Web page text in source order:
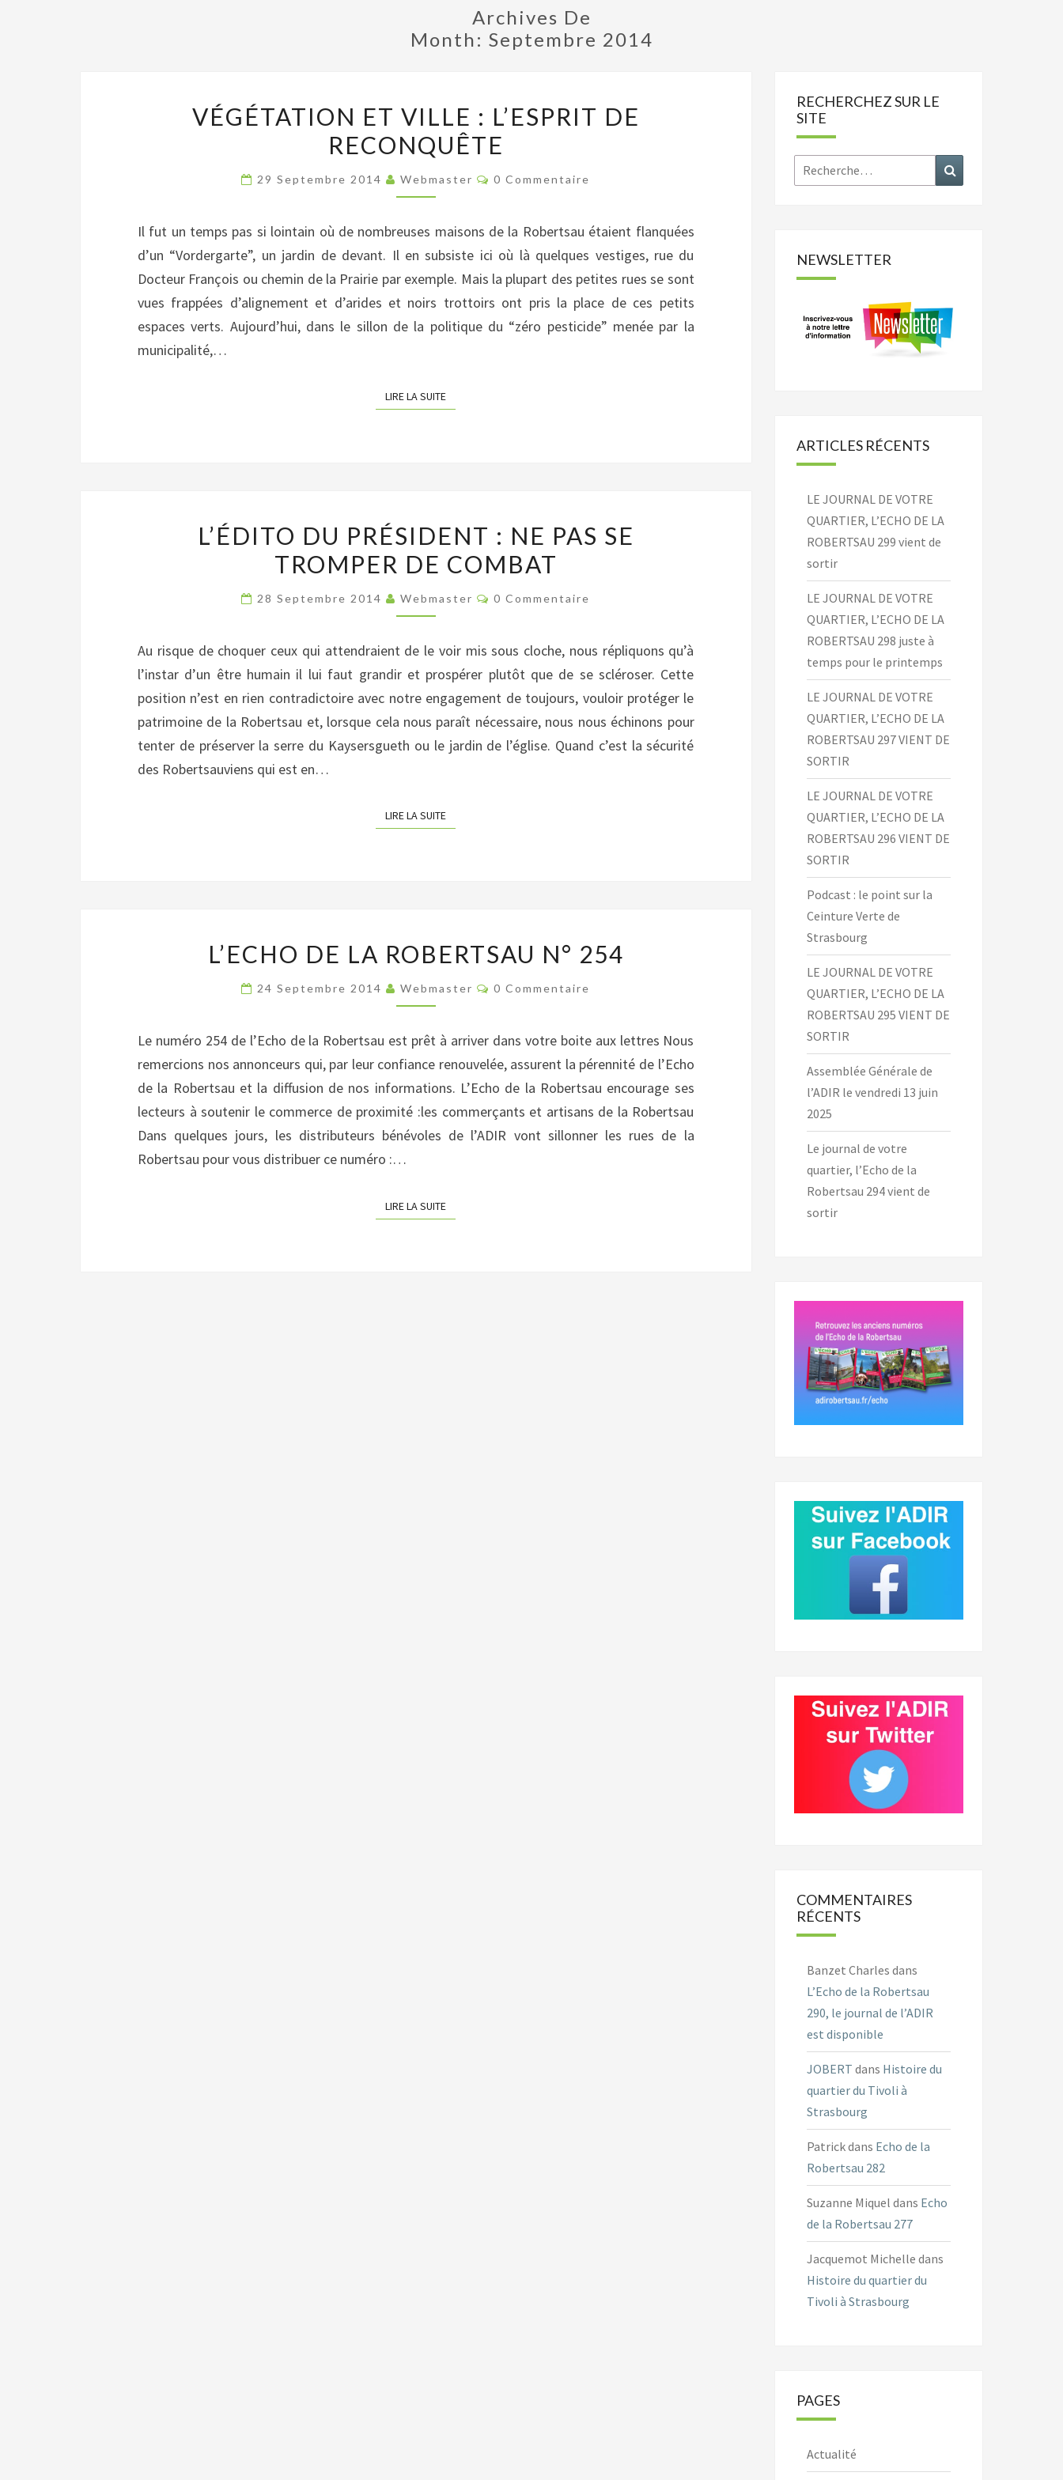
Archives De
Month: Septembre 2014
ET
VILLE
L’ESPRIT
RECONQUÊTE
VÉGÉTATION ET VILLE : L’ESPRIT DE
RECONQUÊTE
29 Septembre 2014 Webmaster Commentaires
0 Commentaire
Il fut un temps pas si lointain où de nombreuses maisons de la Robertsau étaient flanquées
d’un “Vordergarte”, un jardin de devant. Il en subsiste ici où là quelques vestiges, rue du
Docteur François ou chemin de la Prairie par exemple. Mais la plupart des petites rues se sont
vues frappées d’alignement et d’arides et noirs trottoirs ont pris la place de ces petits
espaces verts. Aujourd’hui, dans le sillon de la politique du “zéro pesticide” menée par la
municipalité,…
LIRE LA SUITELIRE LA SUITE
DU
PRÉSIDENT
NE
SE
TROMPER
DE
COMBAT
L’ÉDITO DU PRÉSIDENT : NE PAS SE
TROMPER DE COMBAT
28 Septembre 2014 Webmaster Commentaires
0 Commentaire
Au risque de choquer ceux qui attendraient de le voir mis sous cloche, nous répliquons qu’à
l’instar d’un être humain il lui faut grandir et prospérer plutôt que de se scléroser. Cette
position n’est en rien contradictoire avec notre engagement de toujours, vouloir protéger le
patrimoine de la Robertsau et, lorsque cela nous paraît nécessaire, nous nous échinons pour
tenter de préserver la serre du Kaysersgueth ou le jardin de l’église. Quand c’est la sécurité
des Robertsauviens qui est en…
LIRE LA SUITELIRE LA SUITE
DE
LA
ROBERTSAU
L’ECHO DE LA ROBERTSAU N° 254
24 Septembre 2014 Webmaster Commentaires
0 Commentaire
Le numéro 254 de l’Echo de la Robertsau est prêt à arriver dans votre boite aux lettres Nous
remercions nos annonceurs qui, par leur confiance renouvelée, assurent la pérennité de l’Echo
de la Robertsau et la diffusion de nos informations. L’Echo de la Robertsau encourage ses
lecteurs à soutenir le commerce de proximité :les commerçants et artisans de la Robertsau
Dans quelques jours, les distributeurs bénévoles de l’ADIR vont sillonner les rues de la
Robertsau pour vous distribuer ce numéro :…
LIRE LA SUITELIRE LA SUITE
RECHERCHEZ SUR LE
SITE
Rechercher :
NEWSLETTER
ARTICLES RÉCENTS
LE JOURNAL DE VOTRE
QUARTIER, L’ECHO DE LA
ROBERTSAU 299 vient de
sortir
LE JOURNAL DE VOTRE
QUARTIER, L’ECHO DE LA
ROBERTSAU 298 juste à
temps pour le printemps
LE JOURNAL DE VOTRE
QUARTIER, L’ECHO DE LA
ROBERTSAU 297 VIENT DE
SORTIR
LE JOURNAL DE VOTRE
QUARTIER, L’ECHO DE LA
ROBERTSAU 296 VIENT DE
SORTIR
Podcast : le point sur la
Ceinture Verte de
Strasbourg
LE JOURNAL DE VOTRE
QUARTIER, L’ECHO DE LA
ROBERTSAU 295 VIENT DE
SORTIR
Assemblée Générale de
l’ADIR le vendredi 13 juin
2025
Le journal de votre
quartier, l’Echo de la
Robertsau 294 vient de
sortir
COMMENTAIRES
RÉCENTS
Banzet Charles dans
L’Echo de la Robertsau
290, le journal de l’ADIR
est disponible
JOBERT dans Histoire du
quartier du Tivoli à
Strasbourg
Patrickdans Echo de la
Robertsau 282
Suzanne Miquel dans Echo
de la Robertsau 277
Jacquemot Michelle dans
Histoire du quartier du
Tivoli à Strasbourg
PAGES
Actualité